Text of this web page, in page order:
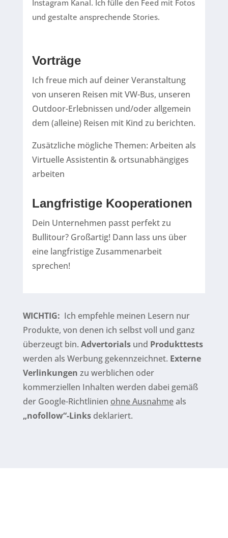
Instagram Kanal. Ich fülle den Feed mit Fotos
und gestalte ansprechende Stories.
Vorträge
Ich freue mich auf deiner Veranstaltung
von unseren Reisen mit VW-Bus, unseren
Outdoor-Erlebnissen und/oder allgemein
dem (alleine) Reisen mit Kind zu berichten.
Zusätzliche mögliche Themen: Arbeiten als
Virtuelle Assistentin & ortsunabhängiges
arbeiten
Langfristige Kooperationen
Dein Unternehmen passt perfekt zu
Bullitour? Großartig! Dann lass uns über
eine langfristige Zusammenarbeit
sprechen!
WICHTIG: Ich empfehle meinen Lesern nur
Produkte, von denen ich selbst voll und ganz
überzeugt bin. Advertorialsund Produkttests
werden als Werbung gekennzeichnet. Externe
Verlinkungen zu werblichen oder
kommerziellen Inhalten werden dabei gemäß
der Google-Richtlinien ohne Ausnahmeals
„nofollow“-Linksdeklariert.